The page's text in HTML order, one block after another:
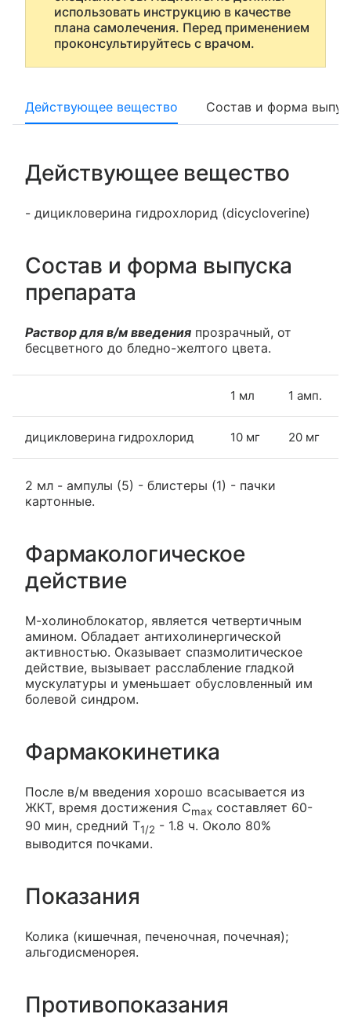
использовать инструкцию в качестве
плана самолечения. Перед применением
проконсультируйтесь с врачом.
Действующее вещество Состав и форма
Действующее вещество
- дицикловерина гидрохлорид (dicycloverine)
Состав и форма выпуска
препарата
Раствор для в/м введения прозрачный, от
бесцветного до бледно-желтого цвета.
1 мл 1 амп.
дицикловерина гидрохлорид 10 мг 20 мг
2 мл - ампулы (5) - блистеры (1) - пачки
картонные.
Фармакологическое
действие
М-холиноблокатор, является четвертичным
амином. Обладает антихолинергической
активностью. Оказывает спазмолитическое
действие, вызывает расслабление гладкой
мускулатуры и уменьшает обусловленный им
болевой синдром.
Фармакокинетика
После в/м введения хорошо всасывается из
ЖКТ, время достижения Cmax составляет 60-
90 мин, средний T1/2 - 1.8 ч. Около 80%
выводится почками.
Показания
Колика (кишечная, печеночная, почечная);
альгодисменорея.
Противопоказания